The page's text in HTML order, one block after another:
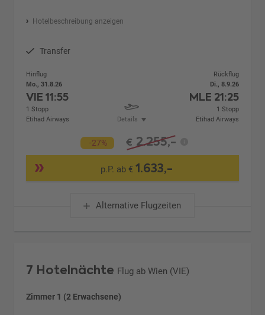
Hotelbeschreibung anzeigen
Transfer
Hinflug
Mo., 31.8.26
VIE11:55
1 Stopp
Etihad Airways
Details
Rückflug
Di., 8.9.26
MLE 21:25
1 Stopp
Etihad Airways
-27% € 2.255,-
p.P. ab €1.633,-
Alternative Flugzeiten
7 Hotelnächte Flug ab Wien (VIE)
Zimmer 1 (2 Erwachsene)